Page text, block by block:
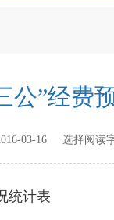
公”经费
03-16 选择阅读
统计表